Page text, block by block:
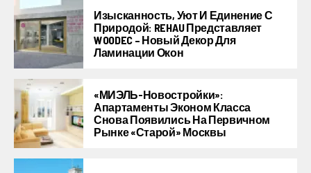
Изысканность, Уют И Единение С
Природой: REHAU Представляет
WOODEC – Новый Декор Для
Ламинации Окон
«МИЭЛЬ-Новостройки»:
Апартаменты Эконом Класса
Снова Появились На Первичном
Рынке «старой» Москвы